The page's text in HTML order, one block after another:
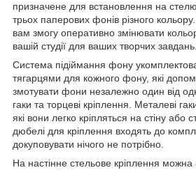
призначене для встановлення на стелю
трьох паперових фонів різного
вам змогу оперативно змінювати
вашій студії для ваших творчих завдань.
Система підіймання фону
тягарцями для кожного фону, які
змотувати фони незалежно один від
гаки та торцеві кріплення. Металеві
які вони легко кріпляться на стіну
дюбелі для кріплення входять до
докуповувати нічого не потрібно.
На настінне стельове кріплення можна